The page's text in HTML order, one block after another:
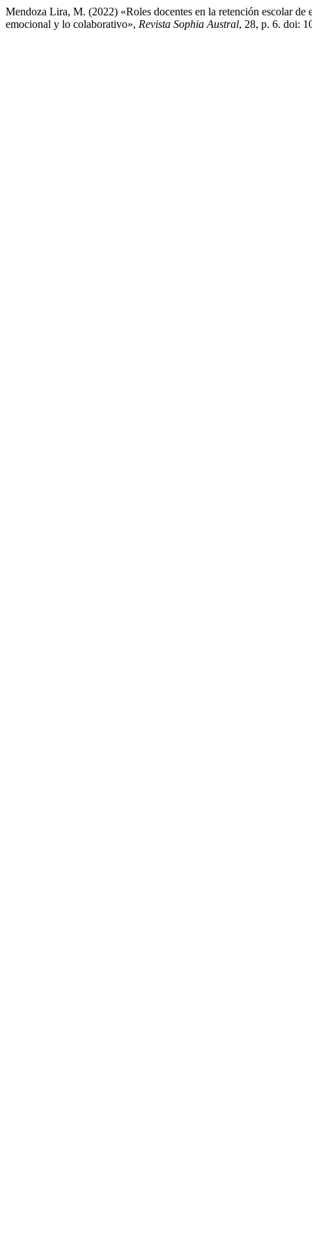
Mendoza Lira, M. (2022) «Roles docentes en la retención escolar
emocional y lo colaborativo», Revista Sophia Austral, 28, p. 6. doi: